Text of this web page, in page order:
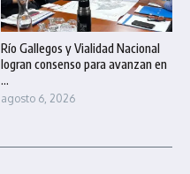
Río Gallegos y Vialidad Nacional
logran consenso para avanzan en
...
agosto 6, 2026